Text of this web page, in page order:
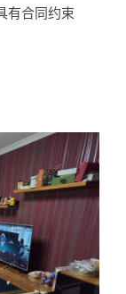
有合同约束